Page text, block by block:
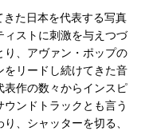
た日本を代表する写真
ストに刺激を与えつづ
、アヴァン・ポップの
リードし続けてきた音
作の数々からインスピ
ンドトラックとも言う
、シャッターを切る、